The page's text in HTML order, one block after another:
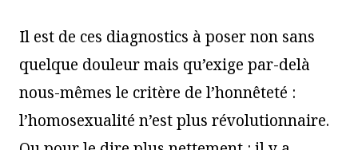
Il est de ces diagnostics à poser non sans
quelque douleur mais qu’exige par-delà
nous-mêmes le critère de l’honnêteté :
l’homosexualité n’est plus révolutionnaire.